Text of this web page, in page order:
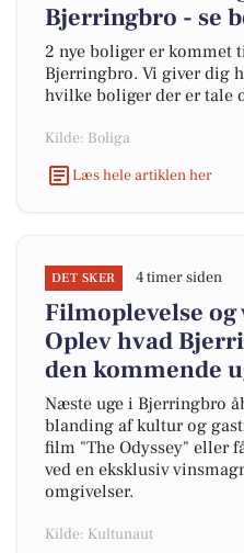
Bjerringbro - se
2 nye boliger er kommet
Bjerringbro. Vi giver dig
hvilke boliger der er tale
Kilde: Boliga
Læs hele artiklen her
DET SKER 4 timer siden
Filmoplevelse
Oplev hvad
den kommende
Næste uge i Bjerringbro
blanding af kultur og
film "The Odyssey" eller
ved en eksklusiv
omgivelser.
Kilde: Kultunaut